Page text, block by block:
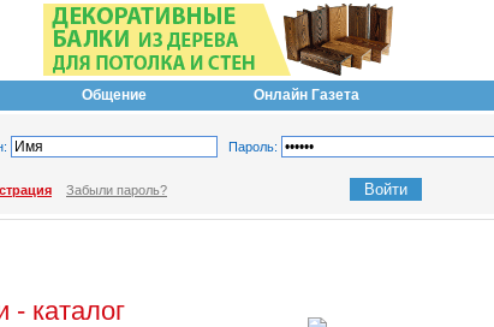
Общение Онлайн Газета
Пароль:
Забыли пароль?
- каталог